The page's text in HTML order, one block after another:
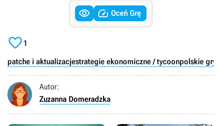
  Oceń Grę
1
patche i aktualizacjestrategie ekonomiczne / tycoonpolskie gry
Autor:
Zuzanna Domeradzka